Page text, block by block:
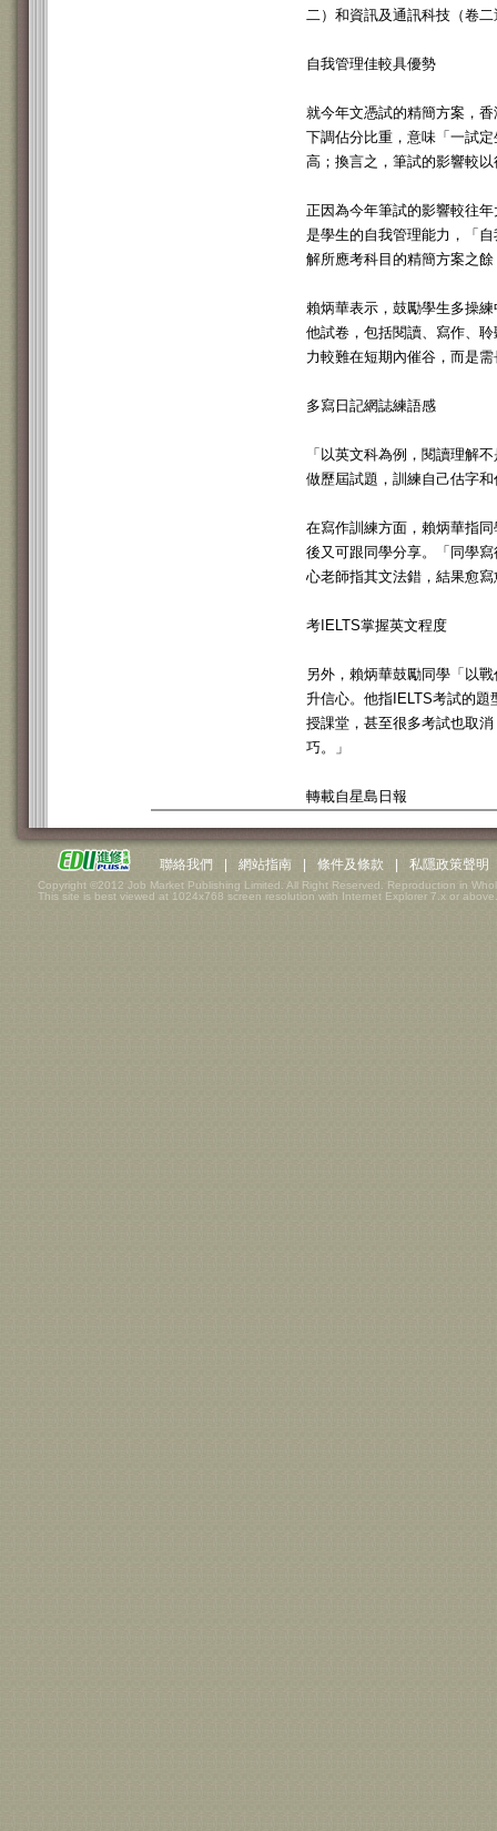
二）和資訊及通訊科技（卷
自我管理佳較具優勢
就今年文憑試的精簡方案，
下調佔分比重，意味「一試
高；換言之，筆試的影響較
正因為今年筆試的影響較往
是學生的自我管理能力，「
解所應考科目的精簡方案之
賴炳華表示，鼓勵學生多操
他試卷，包括閱讀、寫作、
力較難在短期內催谷，而是
多寫日記網誌練語感
「以英文科為例，閱讀理解
做歷屆試題，訓練自己估字
在寫作訓練方面，賴炳華指
後又可跟同學分享。「同學
心老師指其文法錯，結果愈
考IELTS掌握英文程度
另外，賴炳華鼓勵同學「以
升信心。他指IELTS考試的
授課堂，甚至很多考試也取
巧。」
轉載自星島日報
聯絡我們 網站指南 條件及條款 私隱政策聲明
Copyright ©2012 Job Market Publishing Limited. All Right Reserved. Reproduction in
This site is best viewed at 1024x768 screen resolution with Internet Explorer 7.x or